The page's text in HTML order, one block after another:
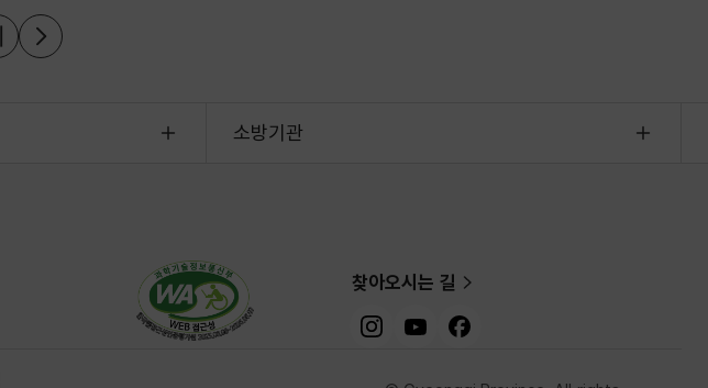
소방기관
찾아오시는 길
인스타그램
유튜브 페이스북